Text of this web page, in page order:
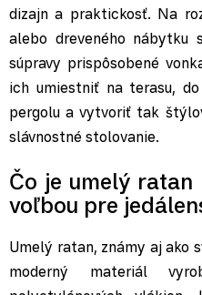
dizajn a praktickosť. Na
alebo dreveného nábytku
súpravy prispôsobené
ich umiestniť na terasu,
pergolu a vytvoriť tak
slávnostné stolovanie.
Čo je umelý
voľbou pre
Umelý ratan, známy aj ako
moderný materiál